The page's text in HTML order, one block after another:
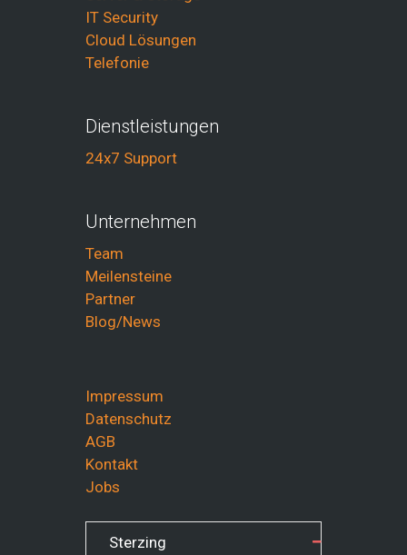
IT Security
Cloud Lösungen
Telefonie
Dienstleistungen
24x7 Support
Unternehmen
Team
Meilensteine
Partner
Blog/News
Impressum
Datenschutz
AGB
Kontakt
Jobs
Sterzing